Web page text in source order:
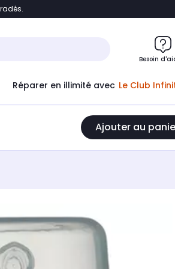
Accéder directement au chatbot
Besoin
Réparer en illimité avec Le Club
Ajouter au